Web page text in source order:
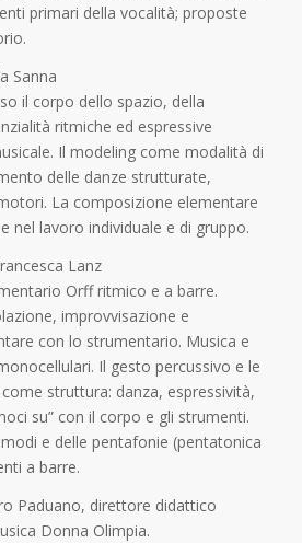
primari della vocalità; proposte
Sanna
il corpo dello spazio, della
ritmiche ed espressive
Il modeling come modalità di
delle danze strutturate,
La composizione elementare
nel lavoro individuale e di gruppo.
Lanz
Orff ritmico e a barre.
improvvisazione e
con lo strumentario. Musica e
Il gesto percussivo e le
struttura: danza, espressività,
su” con il corpo e gli strumenti.
e delle pentafonie (pentatonica
a barre.
Paduano, direttore didattico
Donna Olimpia.